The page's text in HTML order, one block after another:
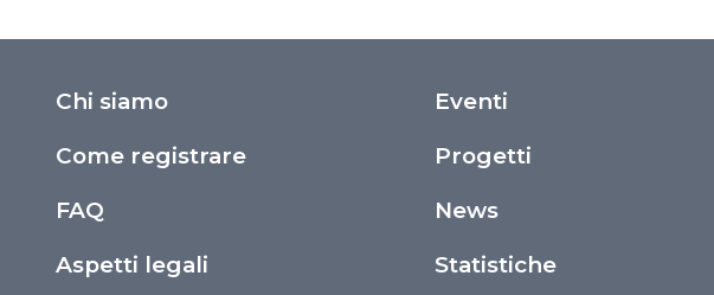
Chi siamo
Come registrare
FAQ
Aspetti legali
Eventi
Progetti
News
Statistiche